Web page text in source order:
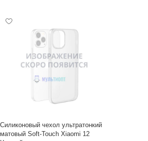
Силиконовый чехол ультратонкий
матовый Soft-Touch Xiaomi 12